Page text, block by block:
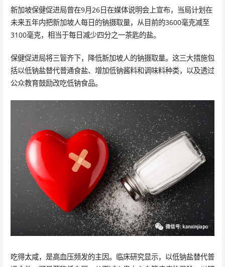
新加坡保健促进局曾在9月26日在媒体说明会上宣布，当局计划在
未来五年内把新加坡人每日的钠摄取量，从目前的3600毫克减至
3100毫克，相当于每日减少四分之一茶匙的盐。
保健促进局将三管齐下，降低新加坡人的钠摄取量。这三大措施包
括以低钠盐替代普通食盐、增加低钠酱料和调味料种类，以及透过
公众教育鼓励改吃低钠食品。
吃得太咸，是高血压频发的主因。临床研究显示，以低钠盐替代普